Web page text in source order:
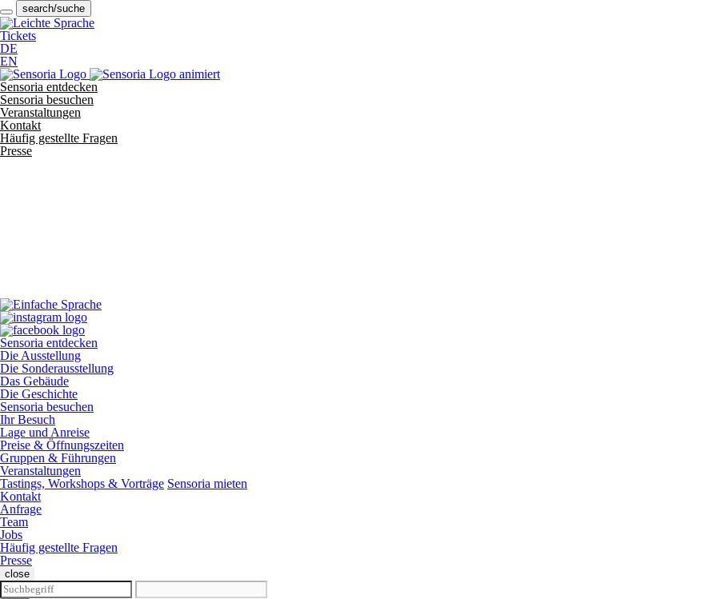
search/suche
Tickets
DE
EN
Sensoria entdecken
Sensoria besuchen
Veranstaltungen
Kontakt
Häufig gestellte Fragen
Presse
Sensoria entdecken
Die Ausstellung
Die Sonderausstellung
Das Gebäude
Die Geschichte
Sensoria besuchen
Ihr Besuch
Lage und Anreise
Preise & Öffnungszeiten
Gruppen & Führungen
Veranstaltungen
Tastings, Workshops & Vorträge Sensoria mieten
Kontakt
Anfrage
Team
Jobs
Häufig gestellte Fragen
Presse
close